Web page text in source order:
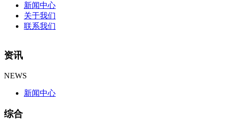
新闻中心
关于我们
联系我们
资讯
NEWS
新闻中心
综合